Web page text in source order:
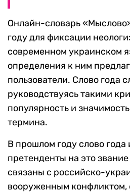
Онлайн-словарь
году для фиксации
современном украинском
определения к ним
пользователи. Слово года
руководствуясь такими
популярность и
термина.
В прошлом году слово года
претенденты на это
связаны с российско-
вооруженным конфликтом,